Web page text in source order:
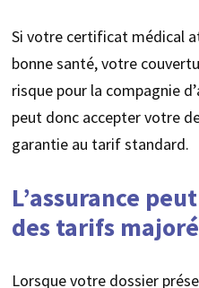
Si votre certificat médical
bonne santé, votre
risque pour la compagnie
peut donc accepter votre
garantie au tarif standard.
L’assurance
des tarifs
Lorsque votre dossier